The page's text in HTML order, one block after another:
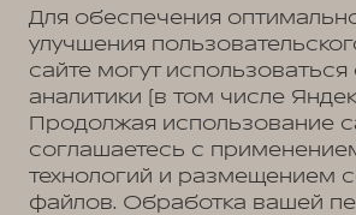
Политика обработки
Согласие на
Согласие на предоставление персональных
Согласие на обработку
Для обеспечения
улучшения
сайте могут
аналитики (в том числе
Продолжая использование
соглашаетесь с
технологий и размещением
файлов. Обработка вашей